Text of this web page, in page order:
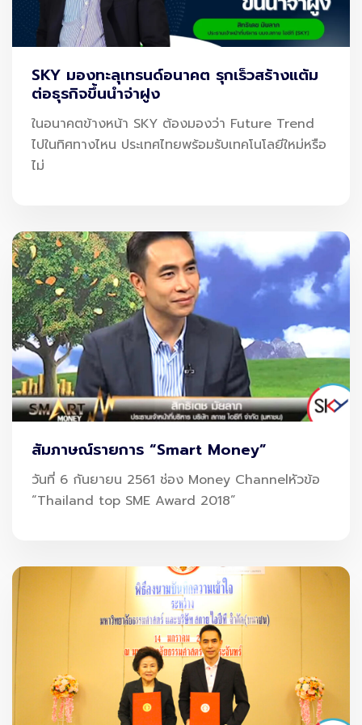
ที่ 213 ล้านบาท เติบโตขึ้น 51% และ 156% ตามลำดับ เมื่อ
เทียบกับไตรมาสเดียวกันของปีก่อน (YoY%) ส่งผลให้การ
ดำเนินงานปี 2566 (ม.ค.-ธ.ค. 66) บริษัทสามารถทำรายได้
ทั้งหมด 4,119 ล้านบาท และมีกำไรสุทธิทั้งสิ้น 546 ล้านบาท
เติบโตขึ้น 47% และ 161% ตามลำดับ เมื่อเทียบกับช่วง
เดียวกันของปี 2566 (YoY%) โดยบริษัทสามารถสร้างการ
เติบโตอย่างก้าวกระโดดและสร้างนิวไฮได้ครั้งนี้ เนื่องจากการ
ประมาณ 153,000 คน/วัน หรือเพิ่มขึ้นเกิน 150% ในปี 2566
ส่งผลให้รายได้จากโครงการที่เกี่ยวเนื่องกับท่าอากาศยาน อาทิ
ระบบบริการผู้โดยสารขึ้นเครื่อง (Common Use Passenger
Processing System: CUPPS) และโครงการการให้บริการระบบ
ตรวจสอบและคัดกรองผู้โดยสารล่วงหน้า (APPS) เติบโตตาม
อย่างต่อเนื่อง
ทั้งนี้ ณ สิ้นปี 2566 บริษัทได้เข้าทำสัญญาใหม่และมีงานที่รอ
ส่งมอบตามสัญญาในอนาคต (Backlog) อยู่ทั้งสิ้นประมาณ
ประมาณ 23,213 ล้านบาท โดยจะทยอยรับรู้รายได้ให้กับสกาย
นายสิทธิเดช กล่าวว่า จากนโยบายกระตุ้นการท่องเที่ยว ทาง
รัฐบาลยังมีวิสัยทัศน์ที่จะสร้างสนามบินสุวรรณภูมิให้เป็นสนาม
บินดิจิทัล (Digital Airport) เพื่อรองรับนักท่องเที่ยวต่างชาติ
จำนวนมากที่หลั่งไหลเข้ามาในประเทศไทย ในฐานะผู้นำด้าน
Aviation Tech ทางสกาย กรุ๊ปมีความพร้อมเดินหน้าขับ
SKY มองทะลุเทรนด์อนาคต รุกเร็วสร้างแต้ม
ต่อธุรกิจขึ้นนำจ่าฝูง
ในอนาคตข้างหน้า SKY ต้องมองว่า Future Trend
ไปในทิศทางไหน ประเทศไทยพร้อมรับเทคโนโลยีใหม่หรือ
ไม่
สัมภาษณ์รายการ “Smart Money”
วันที่ 6 กันยายน 2561 ช่อง Money Channelหัวข้อ
“Thailand top SME Award 2018”